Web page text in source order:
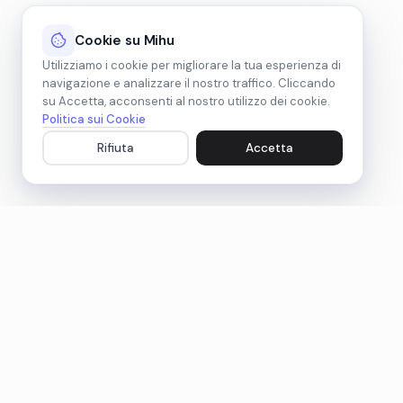
Cookie su Mihu
Utilizziamo i cookie per migliorare la tua esperienza di
navigazione e analizzare il nostro traffico. Cliccando
su Accetta, acconsenti al nostro utilizzo dei cookie.
Politica sui Cookie
Rifiuta
Accetta